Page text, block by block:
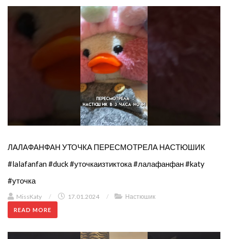
ЛАЛАФАНФАН УТОЧКА ПЕРЕСМОТРЕЛА НАСТЮШИК
#lalafanfan #duck #уточкаизтиктока #лалафанфан #katy
#уточка
MissKaty / 17.01.2024 / Настюшик
READ MORE